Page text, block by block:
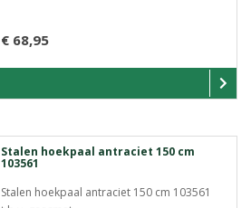
€ 68,95
Stalen hoekpaal antraciet 150 cm
103561
Stalen hoekpaal antraciet 150 cm 103561